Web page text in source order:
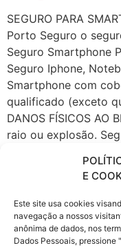
E
Este site usa cookies
navegação a nossos
anônima de dados, nos
Dados Pessoais, pressione
SEGURO PARA
Porto Seguro o
Seguro Smartphone
Seguro Iphone,
Smartphone com
qualificado (exceto
DANOS FÍSICOS AO
raio ou explosão.
Seguro
Acabou de adquirir
sobre seguro? Veja